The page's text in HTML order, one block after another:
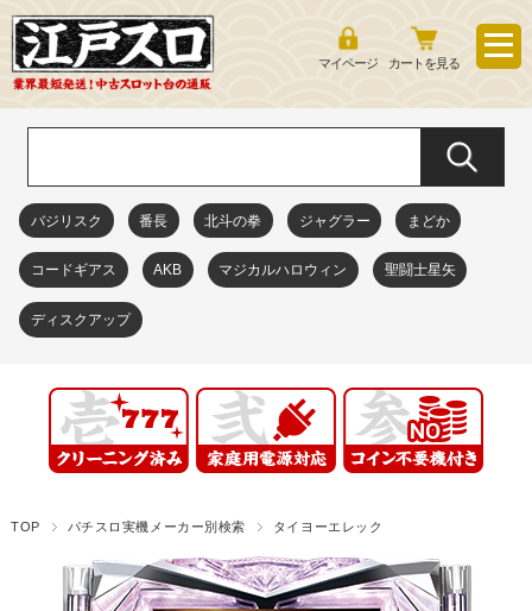
マイページ カートを見る
バジリスク 番長 北斗の拳 ジャグラー まどか
コードギアス AKB マジカルハロウィン 聖闘士星矢
ディスクアップ
TOP パチスロ実機メーカー別検索 タイヨーエレック